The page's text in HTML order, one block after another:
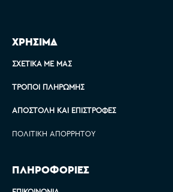
ΧΡΗΣΙΜΑ
ΣΧΕΤΙΚΆ ΜΕ ΜΑΣ
ΤΡΌΠΟΙ ΠΛΗΡΩΜΉΣ
ΑΠΟΣΤΟΛΉ ΚΑΙ ΕΠΙΣΤΡΟΦΈΣ
ΠΟΛΙΤΙΚΉ ΑΠΟΡΡΉΤΟΥ
ΠΛΗΡΟΦΟΡΙΕΣ